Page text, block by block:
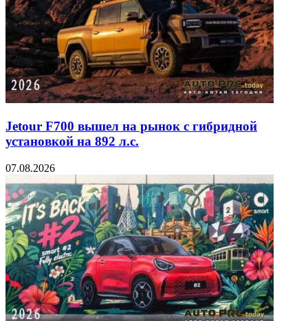
Jetour F700 вышел на рынок с гибридной
установкой на 892 л.с.
07.08.2026